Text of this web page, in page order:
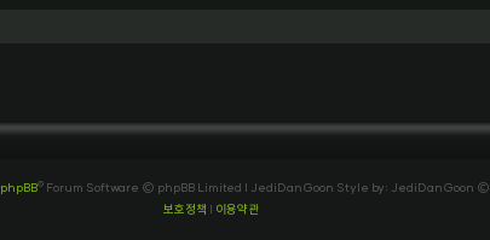
phpBB® Forum Software © phpBB Limited | JediDanGoon Style by: JediDanGoon ©
보호정책 | 이용약관